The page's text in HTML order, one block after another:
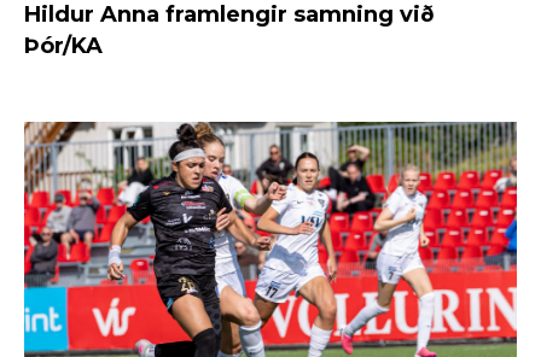
Hildur Anna framlengir samning við
Þór/KA